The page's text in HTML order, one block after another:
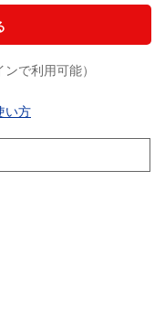
で利用可能）
い方